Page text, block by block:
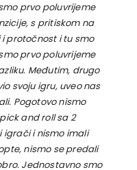
prvo poluvrijeme
s pritiskom na
protočnost i tu smo
prvo poluvrijeme
Međutim, drugo
svoju igru, uveo nas
Pogotovo nismo
and roll sa 2
igrači i nismo imali
nismo se predali
Jednostavno smo